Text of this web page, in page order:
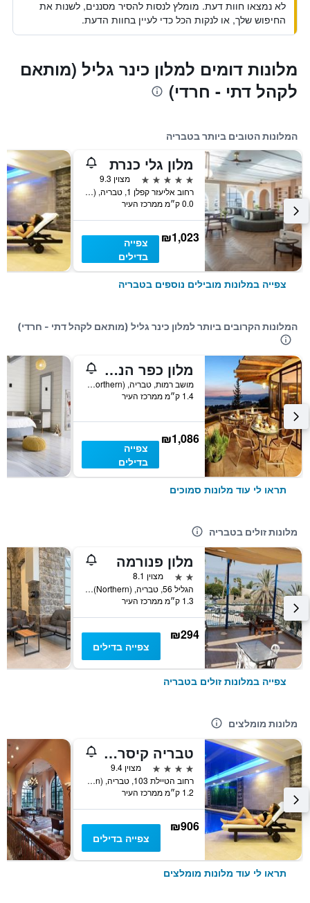
לא נמצאו חוות דעת. מומלץ לנסות להסיר מסננים, לשנות את
החיפוש שלך, או לנקות הכל כדי לעיין בחוות הדעת.
מלונות דומים למלון כינר גליל (מותאם
לקהל דתי - חרדי)
המלונות הטובים ביותר בטבריה
מלון גלי כנרת
5 כוכבים
מצוין 9.3
רחוב אליעזר קפלן 1, טבריה, Haûafon (Northern), ישראל
0.0 ק״מ ממרכז העיר
₪1,023
צפייה
בדילים
צפייה במלונות מובילים נוספים בטבריה
המלונות הקרובים ביותר למלון כינר גליל (מותאם לקהל דתי - חרדי)
מלון כפר הנופש רמות
מושב רמות, טבריה, Haûafon (Northern), ישראל
1.4 ק״מ ממרכז העיר
₪1,086
צפייה
בדילים
תראו לי עוד מלונות סמוכים
מלונות זולים בטבריה
מלון פנורמה
2 כוכבים
מצוין 8.1
הגליל 56, טבריה, Haûafon (Northern), ישראל
1.3 ק״מ ממרכז העיר
₪294
צפייה בדילים
צפייה במלונות זולים בטבריה
מלונות מומלצים
טבריה קיסר פרימייר
4 כוכבים
מצוין 9.4
רחוב הטיילת 103, טבריה, Haûafon (Northern), ישראל
1.2 ק״מ ממרכז העיר
₪906
צפייה בדילים
תראו לי עוד מלונות מומלצים